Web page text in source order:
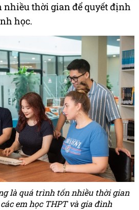
thời gian để quyết định
học.
là quá trình tốn nhiều thời gian
em học THPT và gia đình